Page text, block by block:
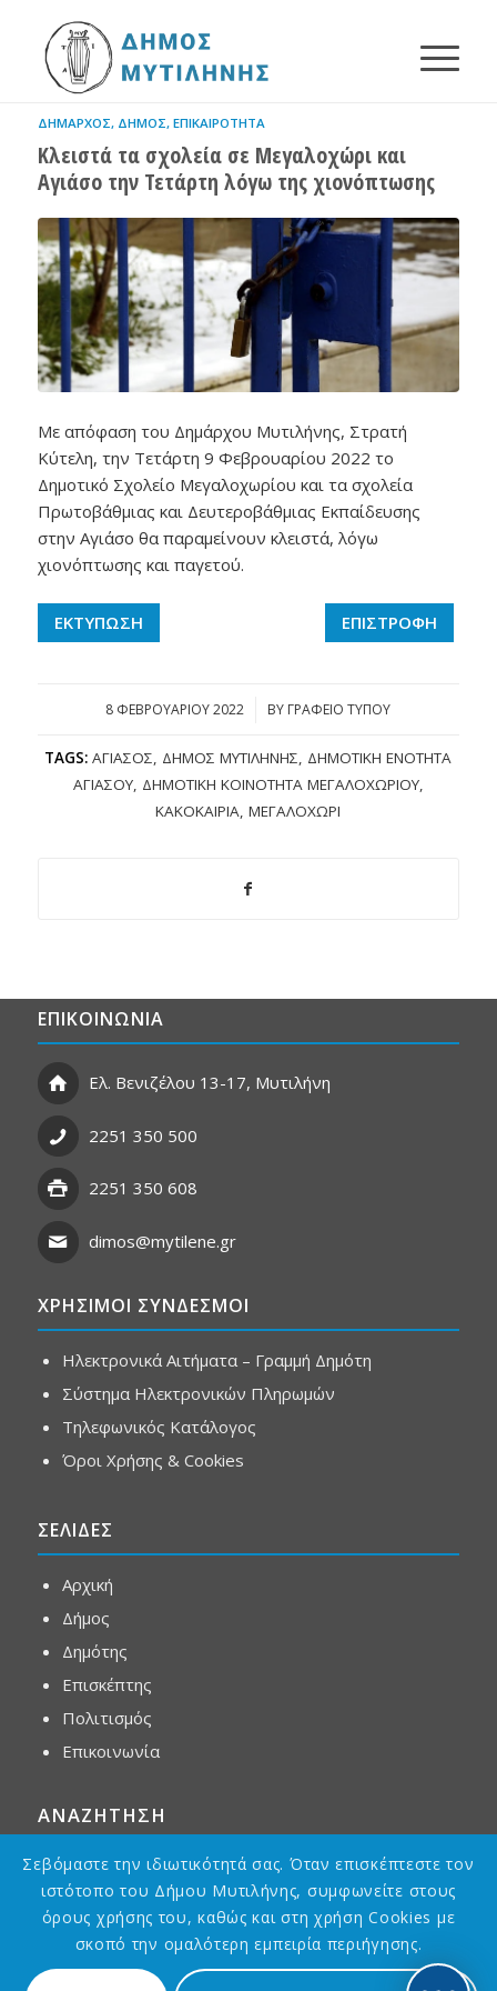
ΔΉΜΑΡΧΟΣ, ΔΉΜΟΣ, ΕΠΙΚΑΙΡΌΤΗΤΑ
Κλειστά τα σχολεία σε Μεγαλοχώρι και
Αγιάσο την Τετάρτη λόγω της χιονόπτωσης
Με απόφαση του Δημάρχου Μυτιλήνης, Στρατή
Κύτελη, την Τετάρτη 9 Φεβρουαρίου 2022 το
Δημοτικό Σχολείο Μεγαλοχωρίου και τα σχολεία
Πρωτοβάθμιας και Δευτεροβάθμιας Εκπαίδευσης
στην Αγιάσο θα παραμείνουν κλειστά, λόγω
χιονόπτωσης και παγετού.
ΕΚΤΥΠΩΣΗ ΕΠΙΣΤΡΟΦΗ
8 ΦΕΒΡΟΥΑΡΊΟΥ 2022
/ BY ΓΡΑΦΕΙΟ ΤΥΠΟΥ
TAGS: ΑΓΙΆΣΟΣ, ΔΉΜΟΣ ΜΥΤΙΛΉΝΗΣ, ΔΗΜΟΤΙΚΉ ΕΝΌΤΗΤΑ
ΑΓΙΆΣΟΥ, ΔΗΜΟΤΙΚΉ ΚΟΙΝΌΤΗΤΑ ΜΕΓΑΛΟΧΩΡΊΟΥ,
ΚΑΚΟΚΑΙΡΊΑ,ΜΕΓΑΛΟΧΏΡΙ
ΕΠΙΚΟΙΝΩΝΙΑ
Ελ. Βενιζέλου 13-17, Μυτιλήνη
2251 350 500
2251 350 608
dimos@mytilene.gr
ΧΡΗΣΙΜΟΙ ΣΥΝΔΕΣΜΟΙ
Ηλεκτρονικά Αιτήματα – Γραμμή Δημότη
Σύστημα Ηλεκτρονικών Πληρωμών
Τηλεφωνικός Κατάλογος
Όροι Χρήσης & Cookies
ΣΕΛΙΔΕΣ
Αρχική
Δήμος
Δημότης
Επισκέπτης
Πολιτισμός
Επικοινωνία
ΑΝΑΖΗΤΗΣΗ
Σεβόμαστε την ιδιωτικότητά σας. Όταν επισκέπτεστε τον
ιστότοπο του Δήμου Μυτιλήνης, συμφωνείτε στους
όρους χρήσης του, καθώς και στη χρήση Cookies με
σκοπό την ομαλότερη εμπειρία περιήγησης.